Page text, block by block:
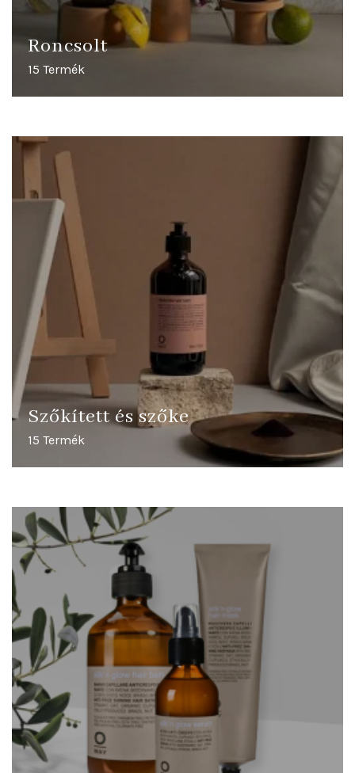
Roncsolt
15 Termék
Szőkített és szőke
15 Termék